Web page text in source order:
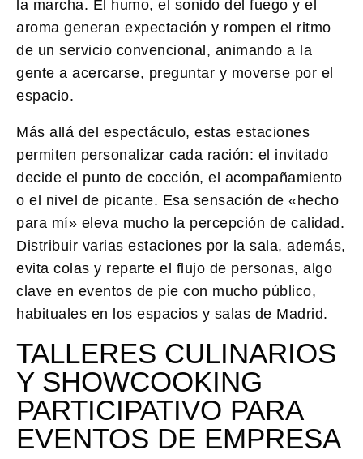
la marcha. El humo, el sonido del fuego y el
aroma generan expectación y rompen el ritmo
de un servicio convencional, animando a la
gente a acercarse, preguntar y moverse por el
espacio.
Más allá del espectáculo, estas estaciones
permiten personalizar cada ración: el invitado
decide el punto de cocción, el acompañamiento
o el nivel de picante. Esa sensación de «hecho
para mí» eleva mucho la percepción de calidad.
Distribuir varias estaciones por la sala, además,
evita colas y reparte el flujo de personas, algo
clave en eventos de pie con mucho público,
habituales en los espacios y salas de Madrid.
TALLERES CULINARIOS
Y SHOWCOOKING
PARTICIPATIVO PARA
EVENTOS DE EMPRESA